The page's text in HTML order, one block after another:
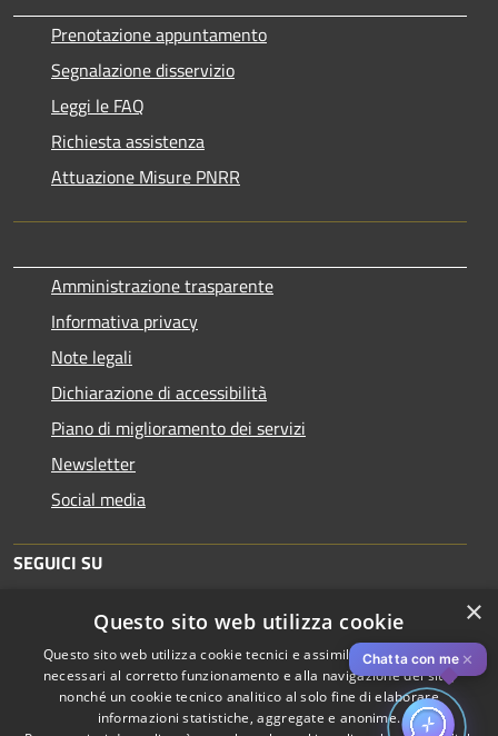
Prenotazione appuntamento
Segnalazione disservizio
Leggi le FAQ
Richiesta assistenza
Attuazione Misure PNRR
Amministrazione trasparente
Informativa privacy
Note legali
Dichiarazione di accessibilità
Piano di miglioramento dei servizi
Newsletter
Social media
SEGUICI SU
RSS Copyright © 2026 • Comune di
Chatta con me ✕
×
Questo sito web utilizza cookie
Questo sito web utilizza cookie tecnici e assimilati strettamente
necessari al corretto funzionamento e alla navigazione del sito,
nonché un cookie tecnico analitico al solo fine di elaborare
informazioni statistiche, aggregate e anonime.